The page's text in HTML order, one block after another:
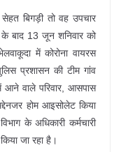
बिगड़ी तो वह उपचार
बाद 13 जून शनिवार को
में कोरोना वायरस
प्रशासन की टीम गांव
वाले परिवार, आसपास
होम आइसोलेट किया
के अधिकारी कर्मचारी
जा रहा है।